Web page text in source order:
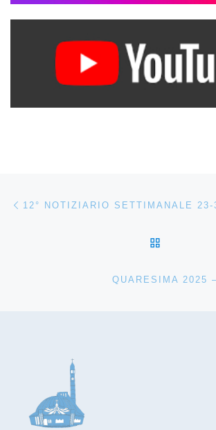
Navigazione articoli
12° NOTIZIARIO SETTIMANALE 23-
QUARESIMA 2025